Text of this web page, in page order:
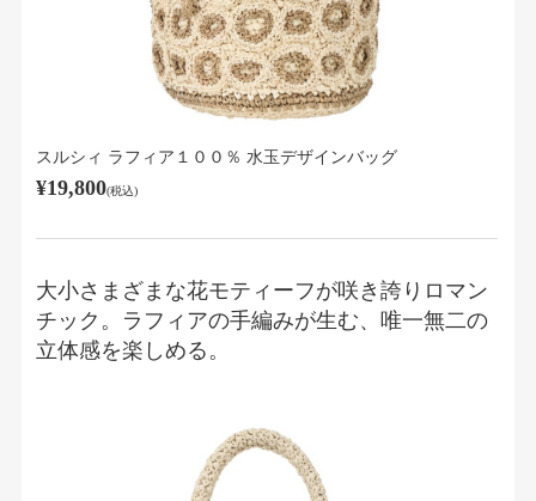
スルシィ ラフィア１００％ 水玉デザインバッグ
¥19,800(税込)
大小さまざまな花モティーフが咲き誇りロマン
チック。ラフィアの手編みが生む、唯一無二の
立体感を楽しめる。